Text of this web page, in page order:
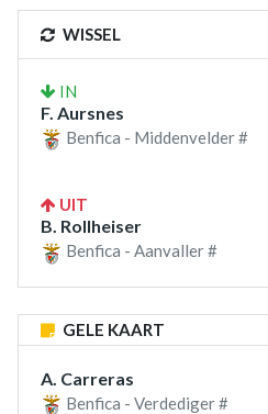
WISSEL
IN
F. Aursnes
Benfica - Middenvelder #
UIT
B. Rollheiser
Benfica - Aanvaller #
GELE KAART
A. Carreras
Benfica - Verdediger #